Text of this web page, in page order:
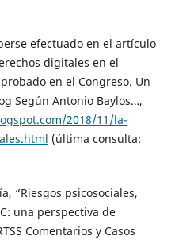
efectuado en el artículo
digitales en el
en el Congreso. Un
Según Antonio Baylos…,
2018/11/la-
(última consulta:
“Riesgos psicosociales,
una perspectiva de
Comentarios y Casos